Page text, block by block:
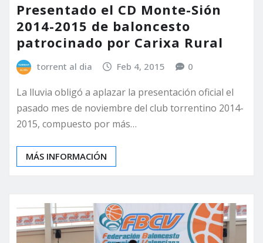
Presentado el CD Monte-Sión
2014-2015 de baloncesto
patrocinado por Carixa Rural
torrent al dia Feb 4, 2015 0
La lluvia obligó a aplazar la presentación oficial el
pasado mes de noviembre del club torrentino 2014-
2015, compuesto por más…
MÁS INFORMACIÓN